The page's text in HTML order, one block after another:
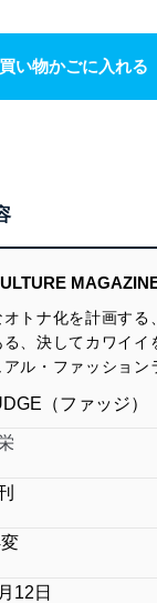
買い物かごに入れる
トナ化を計画する
、決してカワイイ
ル・ファッション
（ファッジ）
12日